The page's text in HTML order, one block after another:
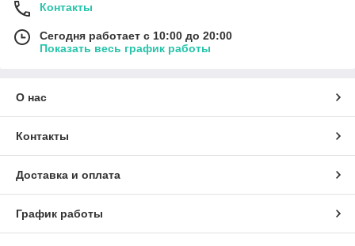
Контакты
Сегодня работает с 10:00 до 20:00
Показать весь график работы
О нас
Контакты
Доставка и оплата
График работы